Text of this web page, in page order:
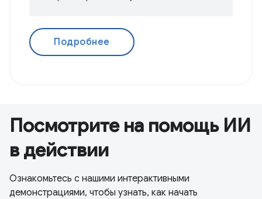
Подробнее
Посмотрите на помощь ИИ
в действии
Ознакомьтесь с нашими интерактивными
демонстрациями, чтобы узнать, как начать